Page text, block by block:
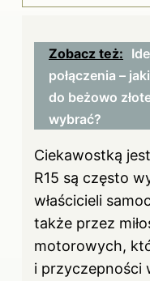
Zobacz też:
połączenia –
do beżowo
wybrać?
Ciekawostką
R15 są często
właścicieli
także przez
motorowych,
i przyczepności